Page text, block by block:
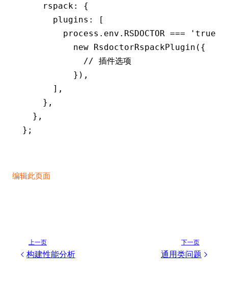
    rspack
:
{
      plugins
:
[
        process
. env . RSDOCTOR === 'true'
          new
RsdoctorRspackPlugin ({
            // 插件选项
          })
,
      ]
,
    }
,
  }
,
};
编辑此页面
上一页
构建性能分析
下一页
通用类问题